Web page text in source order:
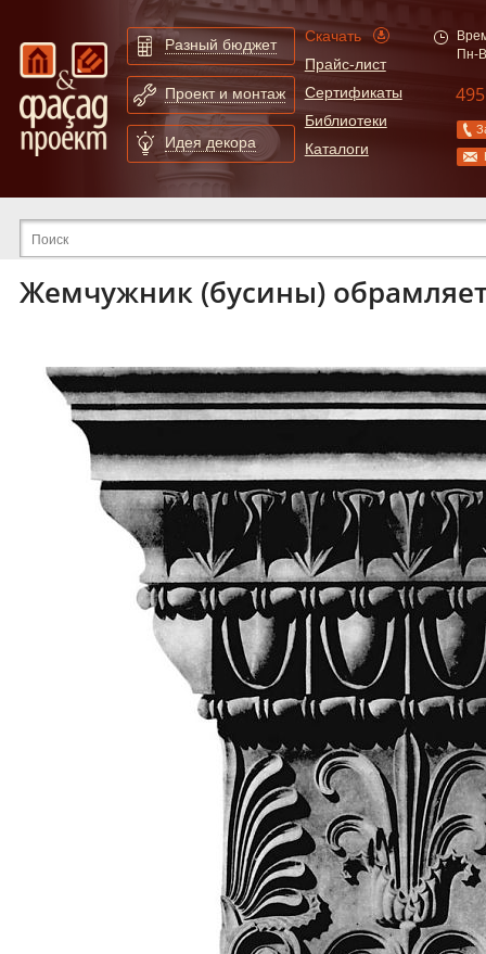
Разный бюджет
Проект и монтаж
Идея декора
Скачать
Прайс-лист
Сертификаты
Библиотеки
Каталоги
Пн-
Жемчужник (бусины)